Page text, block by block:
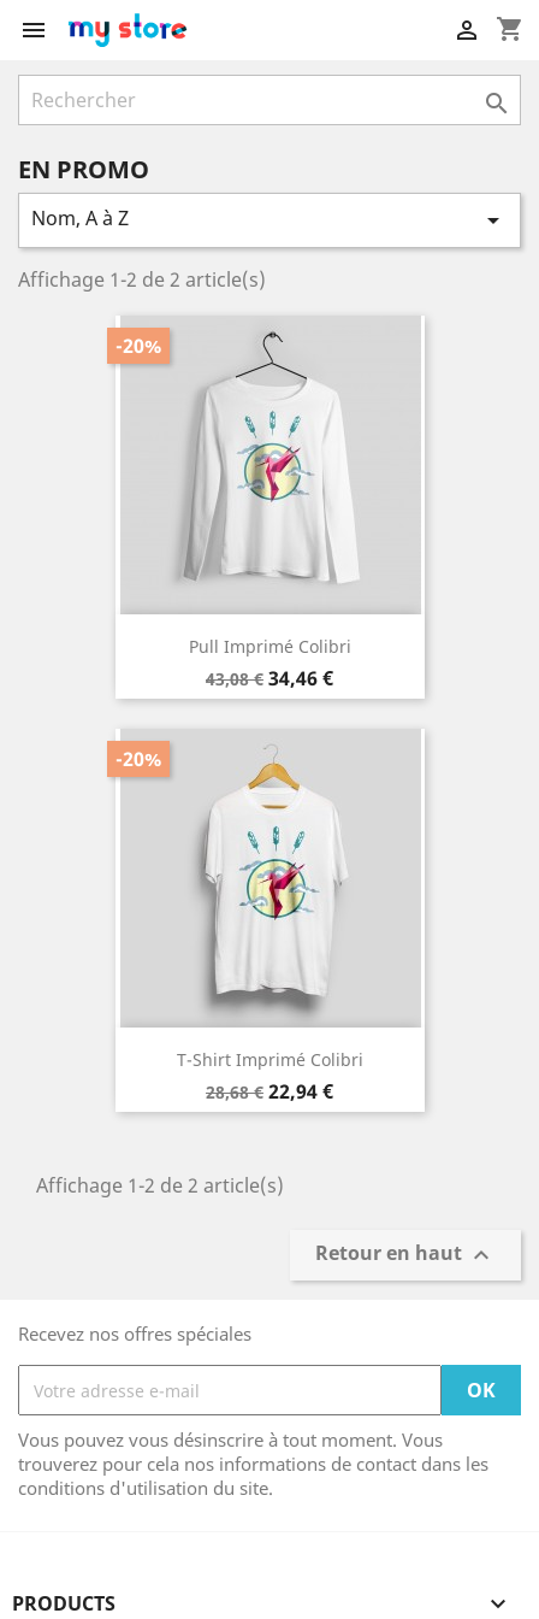
 shopping_cart


EN PROMO
Nom, A à Z 
Affichage 1-2 de 2 article(s)
Pull Imprimé Colibri
Prix
de
base
43,08 €
-20%
Prix
34,46 €
T-Shirt Imprimé Colibri
Prix
de
28,68 €
-20%
Prix
22,94 €
Affichage 1-2 de 2 article(s)
Retour en haut 
Recevez nos offres spéciales
Vous pouvez vous désinscrire à tout moment. Vous
trouverez pour cela nos informations de contact dans les
conditions d'utilisation du site.
PRODUCTS 